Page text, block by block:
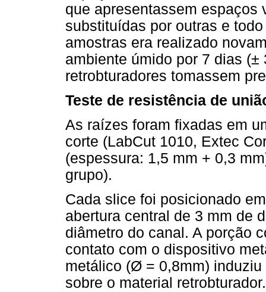
que apresentassem espaços
substituídas por outras e
amostras era realizado
ambiente úmido por 7 dias (±
retrobturadores tomassem
Teste de resistência de
As raízes foram fixadas em
corte (LabCut 1010, Extec
(espessura: 1,5 mm + 0,3
grupo).
Cada slice foi posicionado
abertura central de 3 mm de
diâmetro do canal. A porção
contato com o dispositivo
metálico (Ø = 0,8mm)
sobre o material retrobturador.